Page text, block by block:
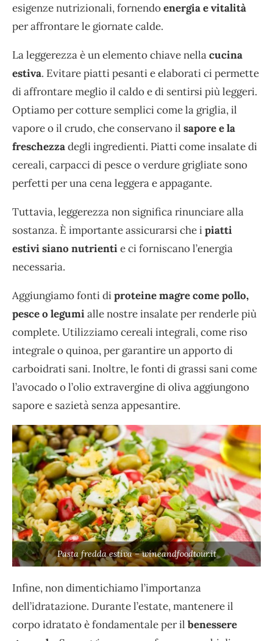
esigenze nutrizionali, fornendoenergia e vitalità
per affrontare le giornate calde.
La leggerezza è un elemento chiave nellacucina
estiva. Evitare piatti pesanti e elaborati ci permette
di affrontare meglio il caldo e di sentirsi più leggeri.
Optiamo per cotture semplici come la griglia, il
vapore o il crudo, che conservano il sapore e la
freschezzadegli ingredienti. Piatti come insalate di
cereali, carpacci di pesce o verdure grigliate sono
perfetti per una cena leggera e appagante.
Tuttavia, leggerezza non significa rinunciare alla
sostanza. È importante assicurarsi che ipiatti
estivi siano nutrientie ci forniscano l’energia
necessaria.
Aggiungiamo fonti diproteine magre come pollo,
pesce o legumialle nostre insalate per renderle più
complete. Utilizziamo cereali integrali, come riso
integrale o quinoa, per garantire un apporto di
carboidrati sani. Inoltre, le fonti di grassi sani come
l’avocado o l’olio extravergine di oliva aggiungono
sapore e sazietà senza appesantire.
Pasta fredda estiva – wineandfoodtour.it
Infine, non dimentichiamo l’importanza
dell’idratazione. Durante l’estate, mantenere il
corpo idratato è fondamentale per il benessere